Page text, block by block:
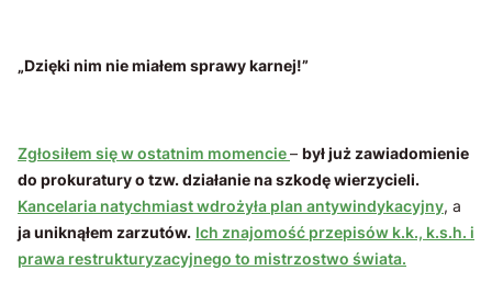
„Dzięki nim nie miałem sprawy karnej!”
Zgłosiłem się w ostatnim momencie– był już zawiadomienie
do prokuratury o tzw. działanie na szkodę wierzycieli.
Kancelaria natychmiast wdrożyła plan antywindykacyjny, a
ja uniknąłem zarzutów. Ich znajomość przepisów k.k., k.s.h. i
prawa restrukturyzacyjnego to mistrzostwo świata.